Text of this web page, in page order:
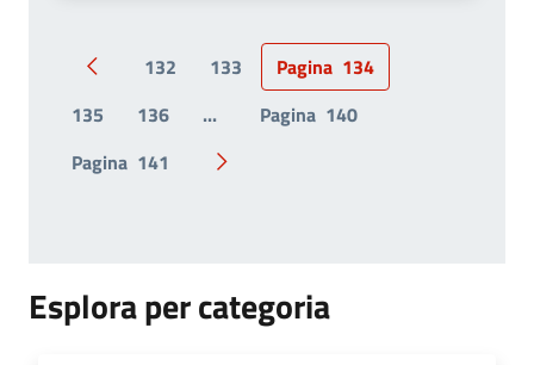
Pagina precedente
132 133 Pagina 134
135
136 ... Pagina 140
Pagina 141 Pagina successiva
Esplora per categoria